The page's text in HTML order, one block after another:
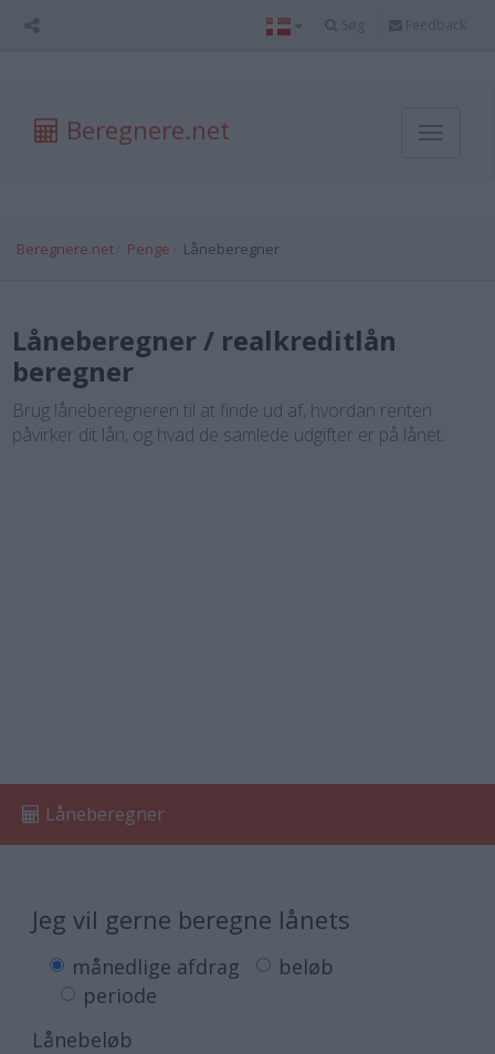
Beregnere.net
Toggle
Beregnere.net Penge Låneberegner
Låneberegner / realkreditlån
beregner
Brug låneberegneren til at finde ud af, hvordan renten
påvirker dit lån, og hvad de samlede udgifter er på lånet.
Låneberegner
Jeg vil gerne beregne lånets
månedlige afdrag
beløb
periode
Lånebeløb